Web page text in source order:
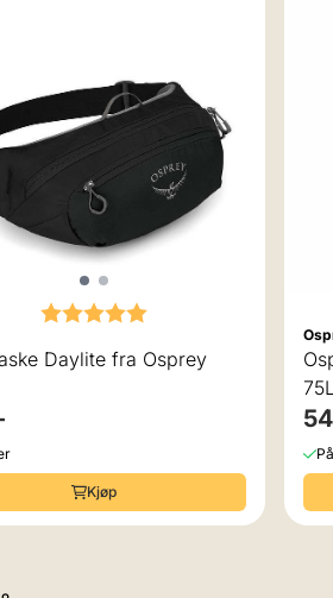
Karakter:
Daylite fra Osprey
Kjøp